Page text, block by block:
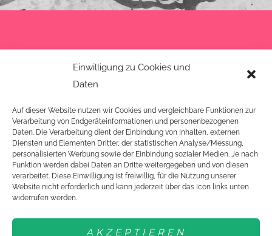
Einwilligung zu Cookies und
Daten
Auf dieser Website nutzen wir Cookies und vergleichbare Funktionen zur
Verarbeitung von Endgeräteinformationen und personenbezogenen
Daten. Die Verarbeitung dient der Einbindung von Inhalten, externen
Diensten und Elementen Dritter, der statistischen Analyse/Messung,
personalisierten Werbung sowie der Einbindung sozialer Medien. Je nach
Funktion werden dabei Daten an Dritte weitergegeben und von diesen
verarbeitet. Diese Einwilligung ist freiwillig, für die Nutzung unserer
Website nicht erforderlich und kann jederzeit über das Icon links unten
widerrufen werden.
AKZEPTIEREN
GIRLS-WEEKEND
Erlebe ein aktives wie kreatives Trainingswochenende mit
qualifizierten Trainerinnen. Dabei ist egal, wie lange du
schon Tischtennis spielst.
ERFAHRE MEHR
MÄDCHEN-CAMP